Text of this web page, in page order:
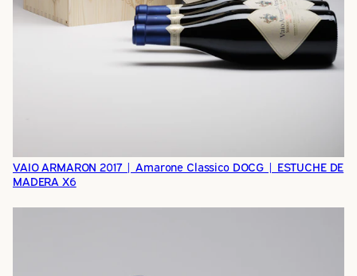
VAIO ARMARON 2017 | Amarone Classico DOCG | ESTUCHE DE
MADERA X6